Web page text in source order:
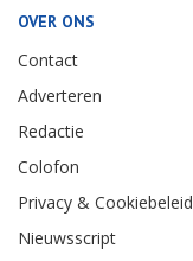
OVER ONS
Contact
Adverteren
Redactie
Colofon
Privacy & Cookiebeleid
Nieuwsscript